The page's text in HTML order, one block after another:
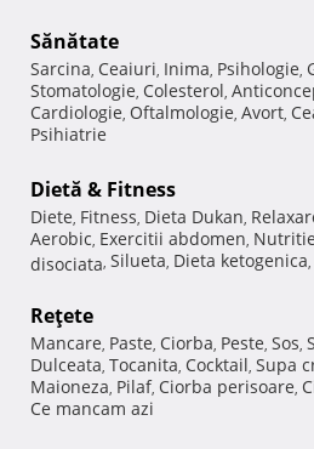
Sănătate
Sarcina, Ceaiuri, Inima, Psihologie,
Stomatologie, Colesterol,
Cardiologie, Oftalmologie, Avort,
Psihiatrie
Dietă & Fitness
Diete, Fitness, Dieta Dukan,
Aerobic, Exercitii abdomen, Nutritie
disociata, Silueta, Dieta ketogenica,
Reţete
Mancare, Paste, Ciorba, Peste, Sos,
Dulceata, Tocanita, Cocktail, Supa
Maioneza, Pilaf, Ciorba perisoare,
Ce mancam azi